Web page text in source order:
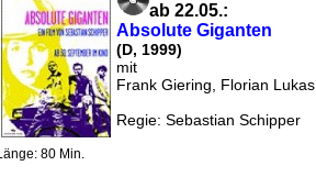
ab 22.05.:
Absolute Giganten
(D, 1999)
mit
Frank Giering, Florian Lukas
Regie: Sebastian Schipper
80 Min.